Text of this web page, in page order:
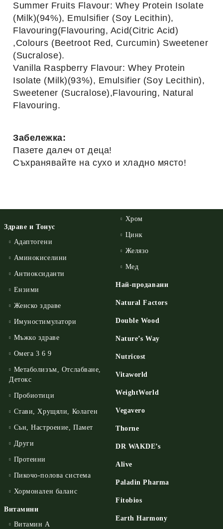
Summer Fruits Flavour: Whey Protein Isolate
(Milk)(94%), Emulsifier (Soy Lecithin),
Flavouring(Flavouring, Acid(Citric Acid)
,Colours (Beetroot Red, Curcumin) Sweetener
(Sucralose).
Vanilla Raspberry Flavour: Whey Protein
Isolate (Milk)(93%), Emulsifier (Soy Lecithin),
Sweetener (Sucralose),Flavouring, Natural
Flavouring.
Забележка:
Пазете далеч от деца!
Съхранявайте на сухо и хладно място!
Здраве и Тонус
Адаптогени
Аминокиселини
Антиоксиданти
Ензими
Женско здраве
Имуностимулатори
Мъжко здраве
Омега 3 6 9
Метаболизъм, Отслабване,
Детокс
Пробиотици
Стави, Хрущяли, Колаген
Сън, Настроение, Памет
Други
Протеини
Пикочо-полова система
Хормонален баланс
Витамини
Витамин А
Хром
Цинк
Желязо
Мед
Най-продавани
Natural Factors
Double Wood
Nature’s Way
Nutricost
Vitaworld
WeightWorld
Vegavero
Thorne
DR WAKDE’s
Alive
Paladin Pharma
Fitobios
Earth Harmony